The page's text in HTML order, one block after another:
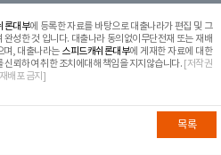
론대부에 등록한 자료를 바탕으로 대출나라가 편집 및 그
완성한 것 입니다. 대출나라 동의없이무단전재 또는 재배
며, 대출나라는 스피드캐쉬론대부에 게재한 자료에 대한
신뢰하여 취한 조치에대해 책임을 지지않습니다. [저작권
배포 금지]
목록